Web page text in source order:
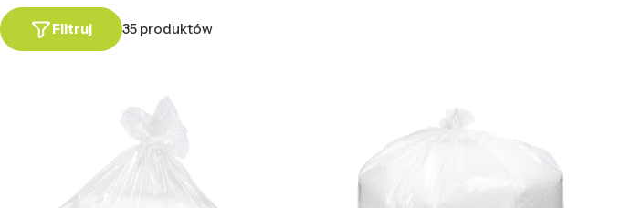
35 produktów
Filtruj